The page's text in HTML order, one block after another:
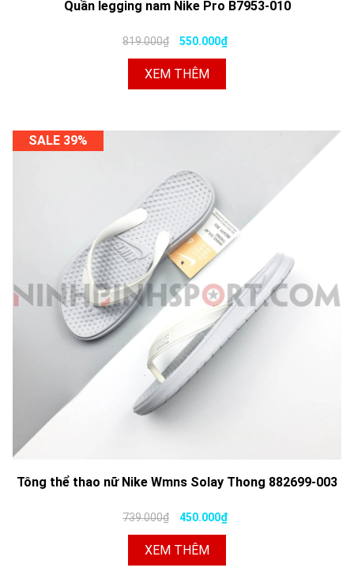
Quần legging nam Nike Pro B7953-010
819.000₫ 550.000₫
XEM THÊM
SALE 39%
Tông thể thao nữ Nike Wmns Solay Thong 882699-003
739.000₫ 450.000₫
XEM THÊM